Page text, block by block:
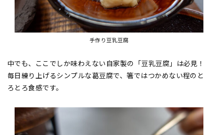
手作り豆乳豆腐
中でも、ここでしか味わえない自家製の「豆乳豆腐」は必見！
毎日練り上げるシンプルな葛豆腐で、箸ではつかめない程のと
ろとろ食感です。